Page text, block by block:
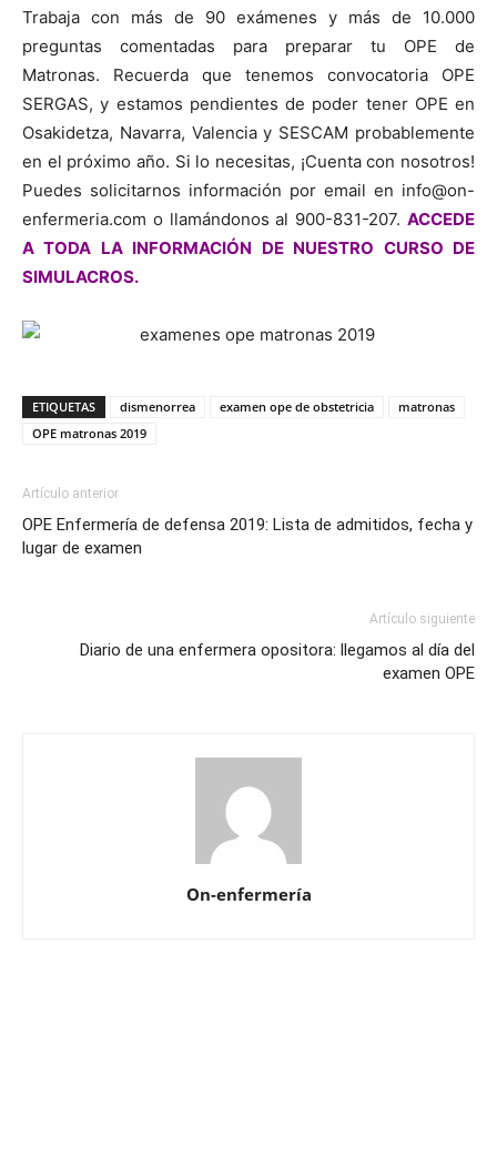
Trabaja con más de 90 exámenes y más de 10.000
preguntas comentadas para preparar tu OPE de
Matronas. Recuerda que tenemos convocatoria OPE
SERGAS, y estamos pendientes de poder tener OPE en
Osakidetza, Navarra, Valencia y SESCAM probablemente
en el próximo año. Si lo necesitas, ¡Cuenta con nosotros!
Puedes solicitarnos información por email en info@on-
enfermeria.com o llamándonos al 900-831-207. ACCEDE
A TODA LA INFORMACIÓN DE NUESTRO CURSO DE
SIMULACROS.
ETIQUETAS dismenorrea examen ope de obstetricia
matronas
OPE matronas 2019
Artículo anterior
OPE Enfermería de defensa 2019: Lista de admitidos, fecha y
lugar de examen
Artículo siguiente
Diario de una enfermera opositora: llegamos al día del
examen OPE
On-enfermería